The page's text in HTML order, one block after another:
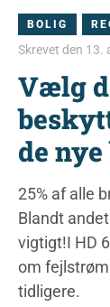
BOLIG
Skrevet den 13.
Vælg
de
25% af alle
Blandt
vigtigt!I HD
om
tidligere.